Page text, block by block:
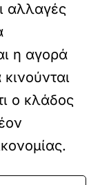
αλλαγές
η αγορά
ο κλάδος